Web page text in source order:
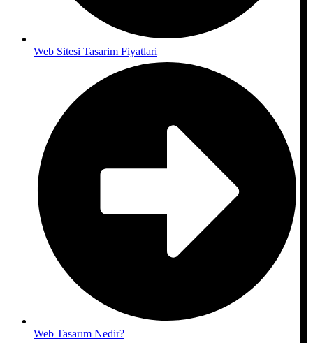
Web Sitesi Tasarim Fiyatlari
Web Tasarım Nedir?